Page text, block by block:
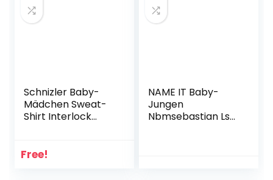
Schnizler Baby-
Mädchen Sweat-
Shirt Interlock
Free!
NAME IT Baby-
Jungen
Nbmsebastian Ls